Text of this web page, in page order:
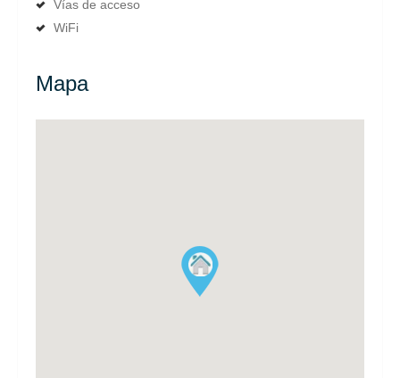
Vías de acceso
WiFi
Mapa